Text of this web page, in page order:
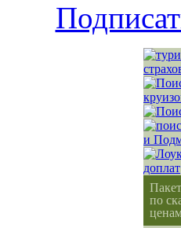
по